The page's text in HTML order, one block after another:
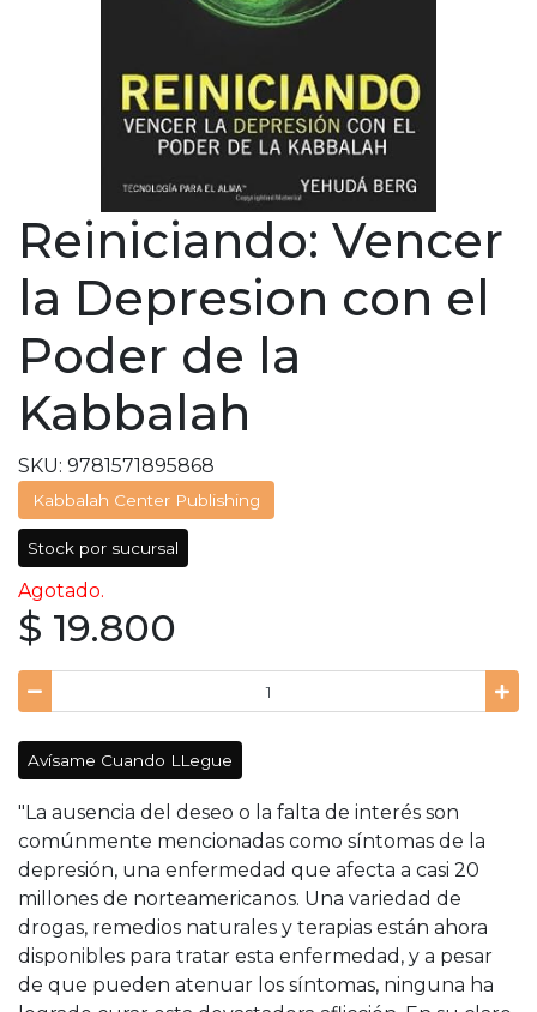
Reiniciando: Vencer
la Depresion con el
Poder de la
Kabbalah
SKU: 9781571895868
Kabbalah Center Publishing
Stock por sucursal
Agotado.
$ 19.800
Avísame Cuando LLegue
"La ausencia del deseo o la falta de interés son
comúnmente mencionadas como síntomas de la
depresión, una enfermedad que afecta a casi 20
millones de norteamericanos. Una variedad de
drogas, remedios naturales y terapias están ahora
disponibles para tratar esta enfermedad, y a pesar
de que pueden atenuar los síntomas, ninguna ha